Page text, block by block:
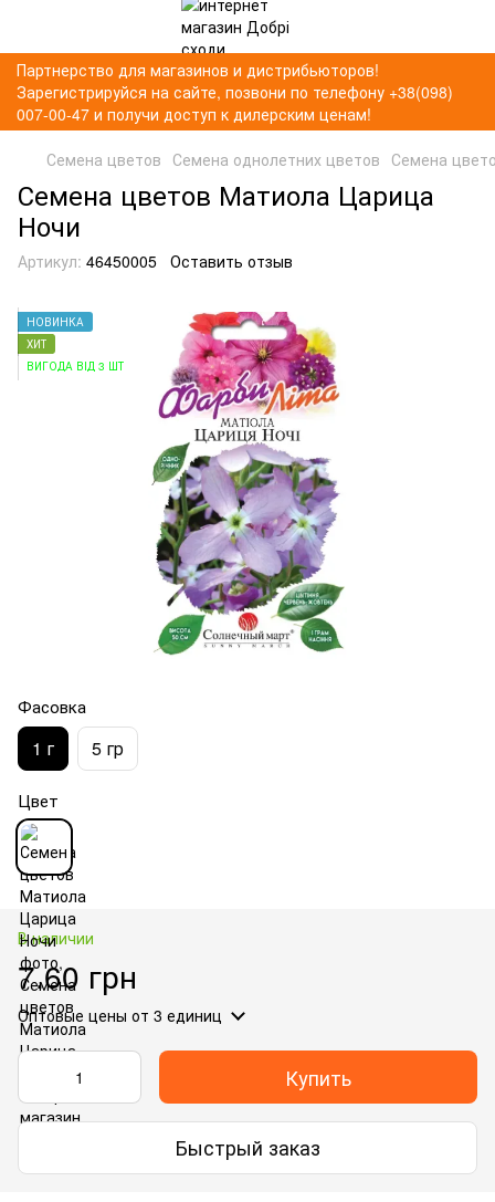
Партнерство для магазинов и дистрибьюторов!
Зарегистрируйся на сайте, позвони по телефону +38(098)
007-00-47 и получи доступ к дилерским ценам!
Семена цветов Семена однолетних цветов Семена
Семена цветов Матиола Царица
Ночи
Артикул: 46450005 Оставить отзыв
НОВИНКА
ХИТ
ВИГОДА ВІД 3 ШТ
Фасовка
1 г 5 гр
Цвет
В наличии
7.60 грн
Оптовые цены от 3 единиц
Купить
Быстрый заказ